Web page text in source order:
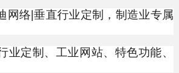
络|垂直行业定制，制造业专属
定制、工业网站、特色功能、